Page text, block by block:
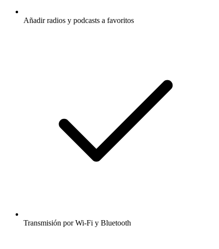
Añadir radios y podcasts a favoritos
Transmisión por Wi-Fi y Bluetooth